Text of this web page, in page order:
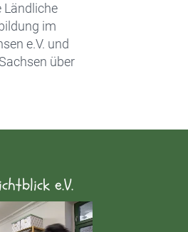
Ländliche
im
e.V. und
über
e.V.